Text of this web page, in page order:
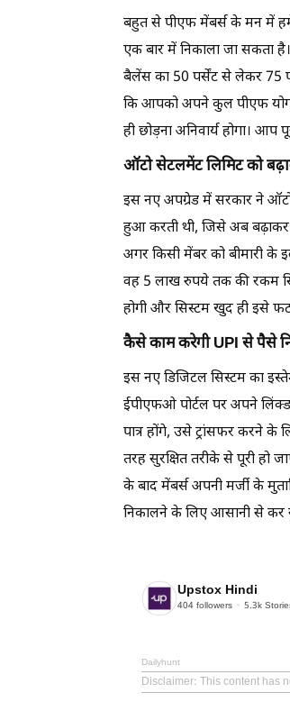
बहुत से पीएफ मेंबर्स के मन में
एक बार में निकाला जा सकता
बैलेंस का 50 पर्सेंट से लेकर 75
कि आपको अपने कुल पीएफ
ही छोड़ना अनिवार्य होगा।
ऑटो सेटलमेंट लिमिट को
इस नए अपग्रेड में सरकार ने
हुआ करती थी, जिसे अब बढ़ाकर
अगर किसी मेंबर को बीमारी के
वह 5 लाख रुपये तक की रकम
होगी और सिस्टम खुद ही इसे
कैसे काम करेगी UPI से पैसे
इस नए डिजिटल सिस्टम का
ईपीएफओ पोर्टल पर अपने
पात्र होंगे, उसे ट्रांसफर करने के
तरह सुरक्षित तरीके से पूरी
के बाद मेंबर्स अपनी मर्जी के
निकालने के लिए आसानी से कर
Upstox Hindi
404 followers 5.3k
Dailyhunt
Disclaimer: This content has